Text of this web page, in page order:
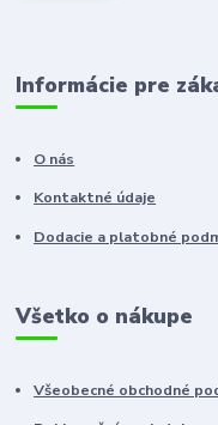
Informácie pre
O nás
Kontaktné údaje
Dodacie a platobné
Všetko o nákupe
Všeobecné obchodné